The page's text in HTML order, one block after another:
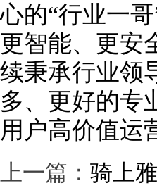
心的“行业一
更智能、更安
续秉承行业领
多、更好的专
用户高价值运
上一篇： 骑上